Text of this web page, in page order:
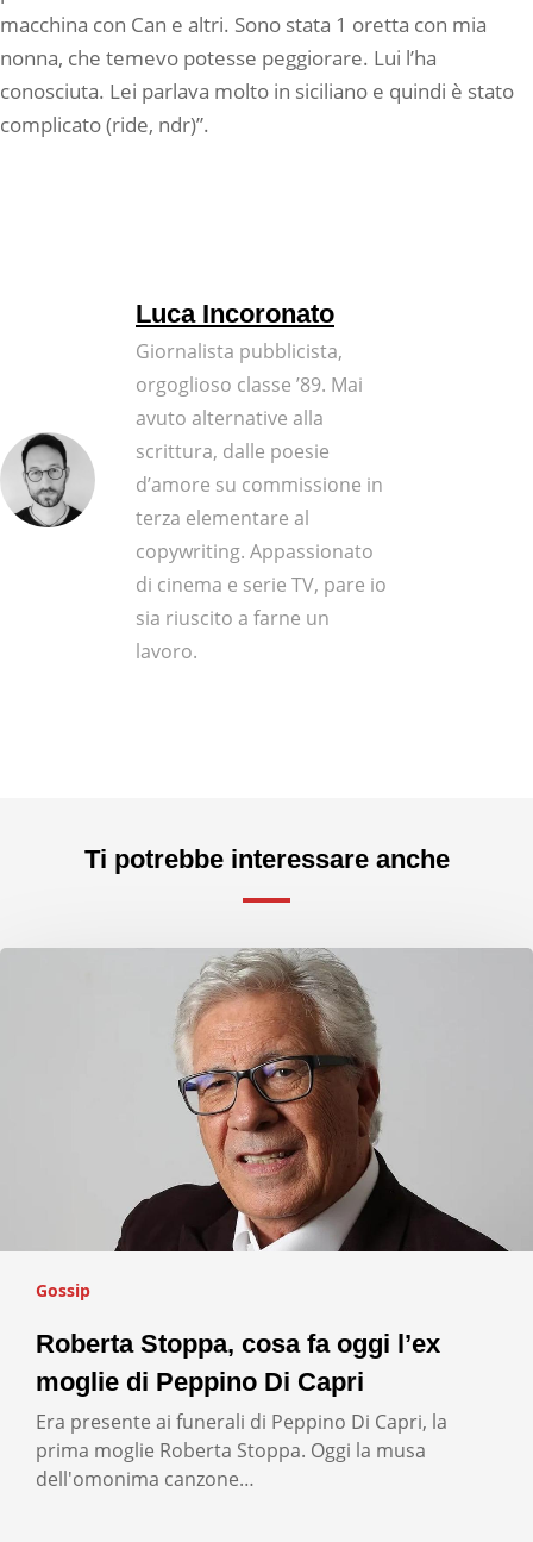
macchina con Can e altri. Sono stata 1 oretta con mia
nonna, che temevo potesse peggiorare. Lui l’ha
conosciuta. Lei parlava molto in siciliano e quindi è stato
complicato (ride, ndr)”.
Luca Incoronato
Giornalista pubblicista,
orgoglioso classe ’89. Mai
avuto alternative alla
scrittura, dalle poesie
d’amore su commissione in
terza elementare al
copywriting. Appassionato
di cinema e serie TV, pare io
sia riuscito a farne un
lavoro.
Ti potrebbe interessare anche
Gossip
Roberta Stoppa, cosa fa oggi l’ex
moglie di Peppino Di Capri
Era presente ai funerali di Peppino Di Capri, la
prima moglie Roberta Stoppa. Oggi la musa
dell'omonima canzone…